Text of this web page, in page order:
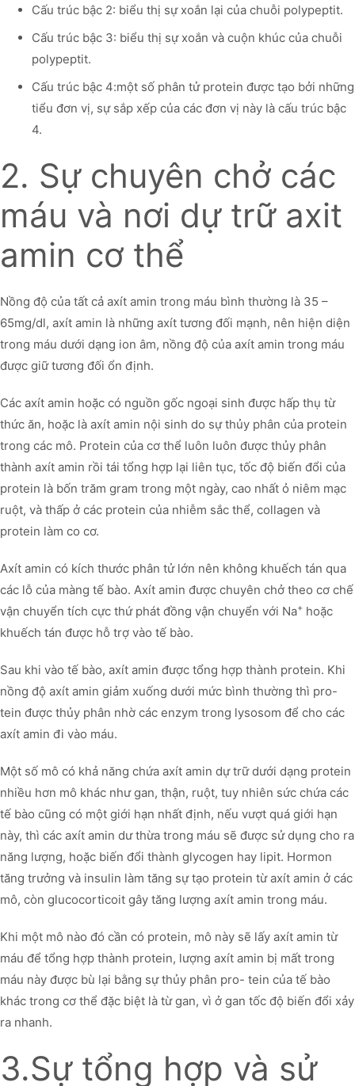
Cấu trúc bậc 2: biểu thị sự xoắn lại của chuỗi polypeptit.
Cấu trúc bậc 3: biểu thị sự xoắn và cuộn khúc của chuỗi
polypeptit.
Cấu trúc bậc 4:một số phân tử protein được tạo bởi những
tiểu đơn vị, sự sắp xếp của các đơn vị này là cấu trúc bậc
4.
2. Sự chuyên chở các
máu và nơi dự trữ axit
amin cơ thể
Nồng độ của tất cả axít amin trong máu bình thường là 35 –
65mg/dl, axít amin là những axít tương đối mạnh, nên hiện diện
trong máu dưới dạng ion âm, nồng độ của axít amin trong máu
được giữ tương đối ổn định.
Các axít amin hoặc có nguồn gốc ngoại sinh được hấp thụ từ
thức ăn, hoặc là axít amin nội sinh do sự thủy phân của protein
trong các mô. Protein của cơ thể luôn luôn được thủy phân
thành axít amin rồi tái tổng hợp lại liên tục, tốc độ biến đổi của
protein là bốn trăm gram trong một ngày, cao nhất ỏ niêm mạc
ruột, và thấp ở các protein của nhiễm sắc thể, collagen và
protein làm co cơ.
Axít amin có kích thước phân tử lớn nên không khuếch tán qua
các lỗ của màng tế bào. Axít amin được chuyên chở theo cơ chế
vận chuyển tích cực thứ phát đồng vận chuyển với Na+ hoặc
khuếch tán được hỗ trợ vào tế bào.
Sau khi vào tế bào, axít amin được tổng hợp thành protein. Khi
nồng độ axít amin giảm xuống dưới mức bình thường thì pro-
tein được thủy phân nhờ các enzym trong lysosom để cho các
axít amin đi vào máu.
Một số mô có khả năng chứa axít amin dự trữ dưới dạng protein
nhiều hơn mô khác như gan, thận, ruột, tuy nhiên sức chứa các
tế bào cũng có một giới hạn nhất định, nếu vượt quá giới hạn
này, thì các axít amin dư thừa trong máu sẽ được sử dụng cho ra
năng lượng, hoặc biến đổi thành glycogen hay lipit. Hormon
tăng trưởng và insulin làm tăng sự tạo protein từ axít amin ở các
mô, còn glucocorticoit gây tăng lượng axít amin trong máu.
Khi một mô nào đó cần có protein, mô này sẽ lấy axít amin từ
máu để tổng hợp thành protein, lượng axít amin bị mất trong
máu này được bù lại bằng sự thủy phân pro- tein của tế bào
khác trong cơ thể đặc biệt là từ gan, vì ở gan tốc độ biến đổi xảy
ra nhanh.
3.Sự tổng hợp và sử